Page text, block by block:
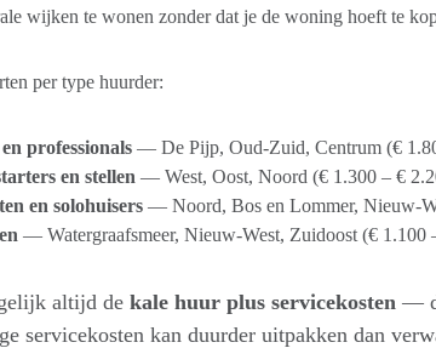
wijken te wonen zonder dat je de woning hoeft te
per type huurder:
professionals— De Pijp, Oud-Zuid, Centrum (€
en stellen — West, Oost, Noord (€ 1.300 – €
en solohuisers— Noord, Bos en Lommer, Nieuw-
— Watergraafsmeer, Nieuw-West, Zuidoost (€ 1.100
altijd de kale huur plus servicekosten—
servicekosten kan duurder uitpakken dan